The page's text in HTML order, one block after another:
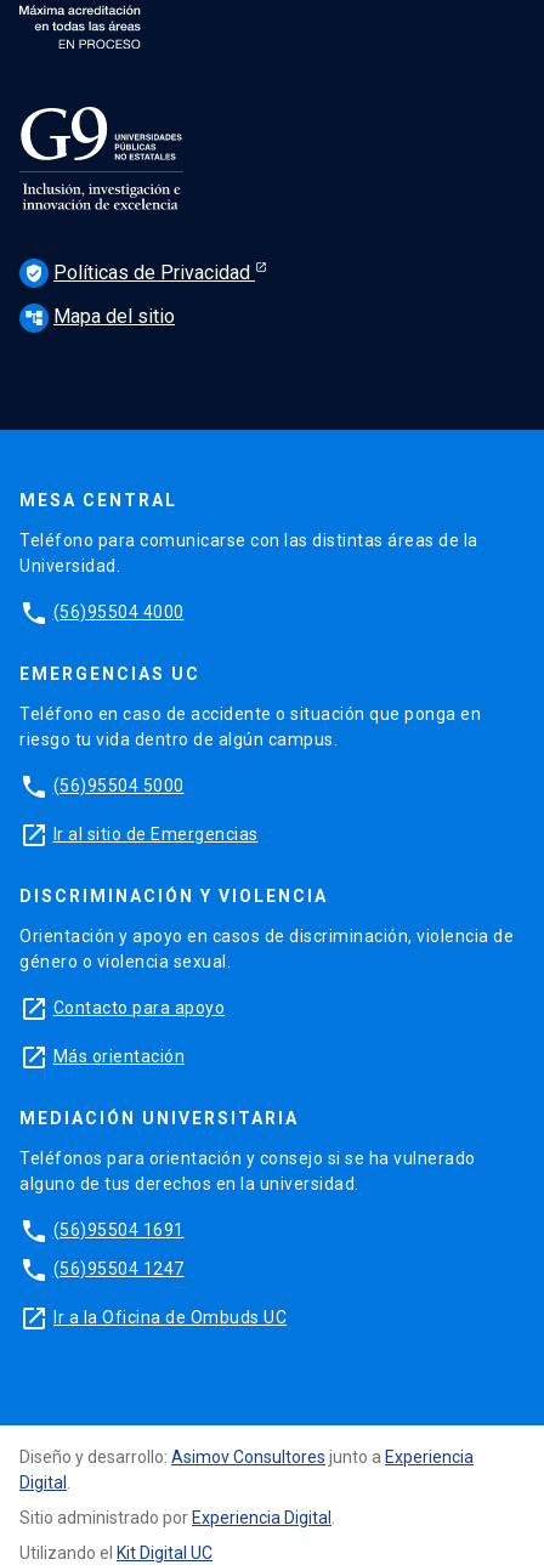
verified_user Políticas de Privacidad
account_tree Mapa del sitio
MESA CENTRAL
Teléfono para comunicarse con las distintas áreas de la
Universidad.
phone (56)95504 4000
EMERGENCIAS UC
Teléfono en caso de accidente o situación que ponga en
riesgo tu vida dentro de algún campus.
phone (56)95504 5000
launch Ir al sitio de Emergencias
DISCRIMINACIÓN Y VIOLENCIA
Orientación y apoyo en casos de discriminación, violencia de
género o violencia sexual.
launch Contacto para apoyo
launch Más orientación
MEDIACIÓN UNIVERSITARIA
Teléfonos para orientación y consejo si se ha vulnerado
alguno de tus derechos en la universidad.
phone (56)95504 1691
phone (56)95504 1247
launch Ir a la Oficina de Ombuds UC
Diseño y desarrollo: Asimov Consultores junto a Experiencia
Digital
Sitio administrado por Experiencia Digital
Utilizando el Kit Digital UC